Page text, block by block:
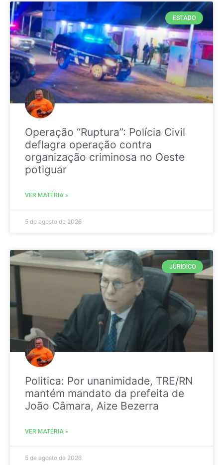
ESTADO
Operação “Ruptura”: Polícia Civil
deflagra operação contra
organização criminosa no Oeste
potiguar
VER MATÉRIA »
5 de agosto de 2026
JURIDICO
Politica: Por unanimidade, TRE/RN
mantém mandato da prefeita de
João Câmara, Aize Bezerra
VER MATÉRIA »
5 de agosto de 2026